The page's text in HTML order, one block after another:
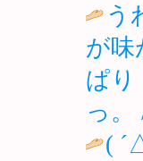
う
が味
ぱ
っ。
(